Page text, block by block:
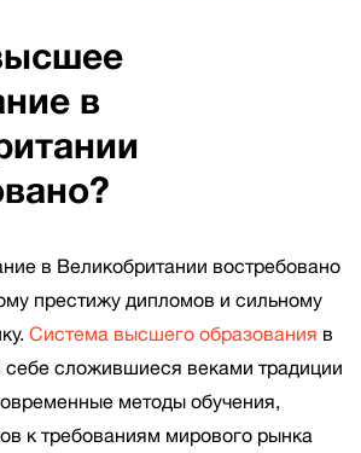
в
в Великобритании востребовано
престижу дипломов и сильному
Система высшего образования в
себе сложившиеся веками традиции
методы обучения,
к требованиям мирового рынка